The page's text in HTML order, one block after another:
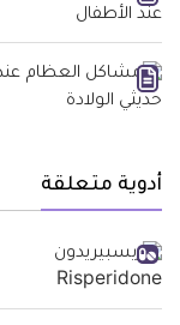
أدوية متعلقة